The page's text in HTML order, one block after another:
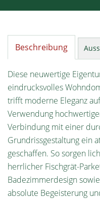
Beschreibung
Diese neuwertige
eindrucksvolles
trifft moderne Eleganz
Verwendung
Verbindung mit einer
Grundrissgestaltung ein
geschaffen. So sorgen
herrlicher Fischgrät-
Badezimmerdesign
absolute Begeisterung